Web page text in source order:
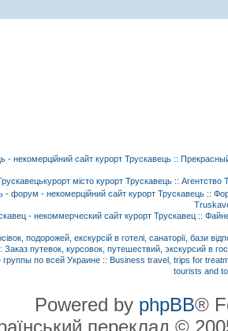
Powered by phpBB®
переклад ©